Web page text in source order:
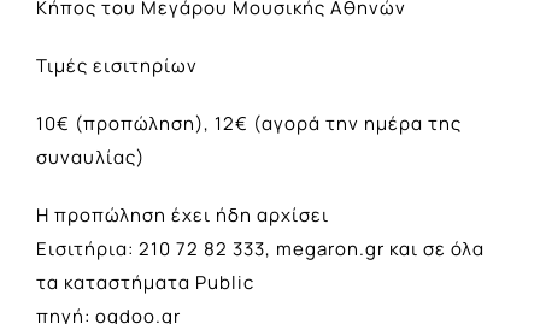
Κήπος του Μεγάρου Μουσικής Αθηνών
Τιμές εισιτηρίων
10€ (προπώληση), 12€ (αγορά την ημέρα της
συναυλίας)
Η προπώληση έχει ήδη αρχίσει
Εισιτήρια: 210 72 82 333, megaron.gr και σε όλα
τα καταστήματα Public
πηγή: ogdoo.gr